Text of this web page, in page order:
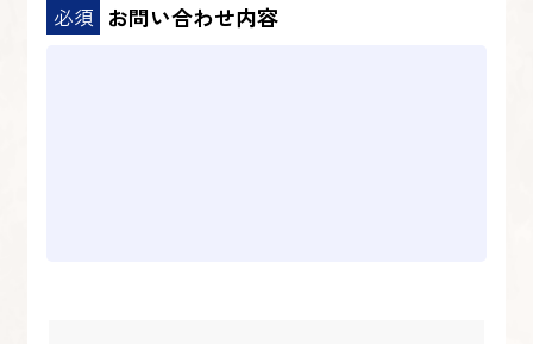
お問い合わせ内容